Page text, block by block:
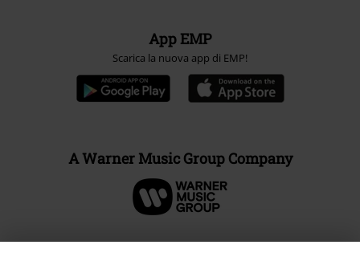
App EMP
Scarica la nuova app di EMP!
A Warner Music Group Company